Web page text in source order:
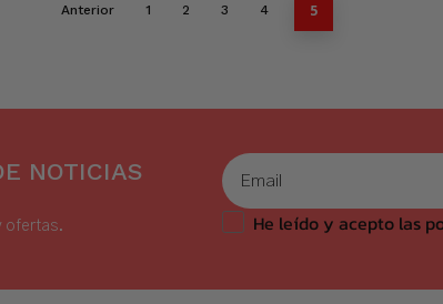
Anterior 1 2 3 4 5
NOTICIAS
ofertas. He leído y acepto las